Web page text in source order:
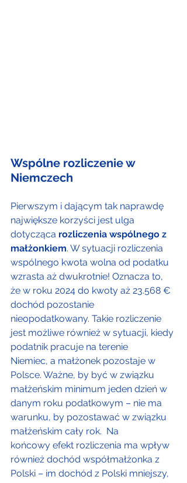
Wspólne rozliczenie w
Niemczech
Pierwszym i dającym tak naprawdę
największe korzyści jest ulga
dotycząca rozliczenia wspólnego z
małżonkiem. W sytuacji rozliczenia
wspólnego kwota wolna od podatku
wzrasta aż dwukrotnie! Oznacza to,
że w roku 2024 do kwoty aż 23.568 €
dochód pozostanie
nieopodatkowany. Takie rozliczenie
jest możliwe również w sytuacji, kiedy
podatnik pracuje na terenie
Niemiec, a małżonek pozostaje w
Polsce. Ważne, by być w związku
małżeńskim minimum jeden dzień w
danym roku podatkowym – nie ma
warunku, by pozostawać w związku
małżeńskim cały rok.  Na
końcowy efekt rozliczenia ma wpływ
również dochód współmałżonka z
Polski – im dochód z Polski mniejszy,